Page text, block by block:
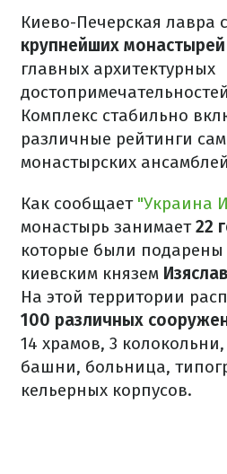
Киево-Печерская лавра
крупнейших
главных архитектурных
Комплекс стабильно
различные рейтинги
монастырских
Как сообщает "Украина
монастырь занимает22
которые были
киевским князем
На этой территории
100 различных
14 храмов, 3
башни, больница,
кельерных корпусов.